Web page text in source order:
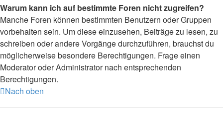
Warum kann ich auf bestimmte Foren nicht zugreifen?
Manche Foren können bestimmten Benutzern oder Gruppen
vorbehalten sein. Um diese einzusehen, Beiträge zu lesen, zu
schreiben oder andere Vorgänge durchzuführen, brauchst du
möglicherweise besondere Berechtigungen. Frage einen
Moderator oder Administrator nach entsprechenden
Berechtigungen.
Nach oben